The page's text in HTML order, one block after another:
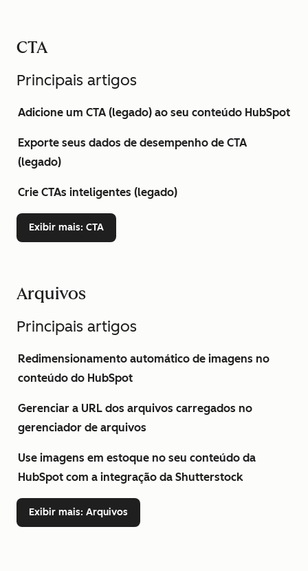
CTA
Principais artigos
Adicione um CTA (legado) ao seu conteúdo HubSpot
Exporte seus dados de desempenho de CTA
(legado)
Crie CTAs inteligentes (legado)
Exibir mais: CTA
Arquivos
Principais artigos
Redimensionamento automático de imagens no
conteúdo do HubSpot
Gerenciar a URL dos arquivos carregados no
gerenciador de arquivos
Use imagens em estoque no seu conteúdo da
HubSpot com a integração da Shutterstock
Exibir mais: Arquivos